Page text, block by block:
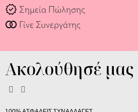
verified Σημεία Πώλησης
join_full Γίνε Συνεργάτης
Ακολούθησέ μας